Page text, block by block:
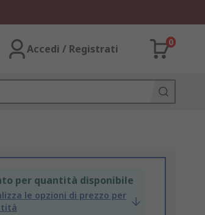
Accedi / Registrati
0
per quantità disponibile
le opzioni di prezzo per